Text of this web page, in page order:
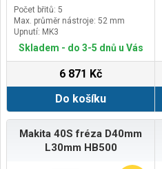
Počet břitů: 5
Max. průměr nástroje: 52 mm
Upnutí: MK3
Skladem - do 3-5 dnů u Vás
6 871 Kč
Do košíku
Makita 40S fréza D40mm
L30mm HB500